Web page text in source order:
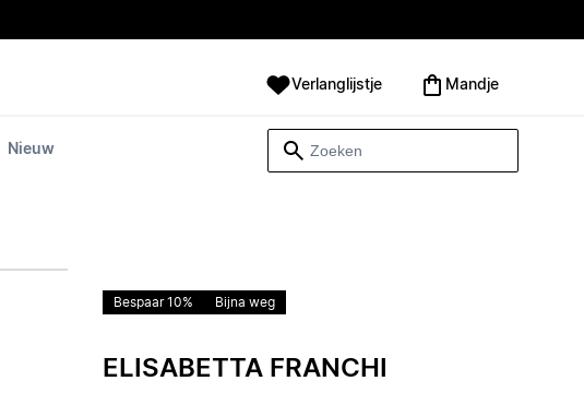
Nieuw
Verlanglijstje Mandje
Bespaar 10% Bijna weg
ELISABETTA FRANCHI